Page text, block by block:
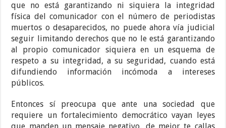
que no está garantizando ni siquiera la integridad
física del comunicador con el número de periodistas
muertos o desaparecidos, no puede ahora vía judicial
seguir limitando derechos que no le está garantizando
al propio comunicador siquiera en un esquema de
respeto a su integridad, a su seguridad, cuando está
difundiendo información incómoda a intereses
públicos.
Entonces sí preocupa que ante una sociedad que
requiere un fortalecimiento democrático vayan leyes